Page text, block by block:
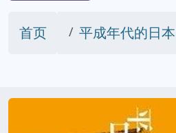
首页 平成年代的日